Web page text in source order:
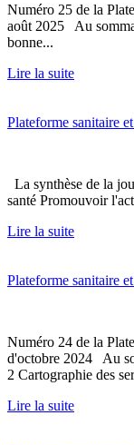
Numéro 25 de la
août 2025 Au
bonne...
Lire la suite
Plateforme sanitaire
La synthèse de la
santé Promouvoir
Lire la suite
Plateforme sanitaire
Numéro 24 de la
d'octobre 2024 Au
2 Cartographie des
Lire la suite